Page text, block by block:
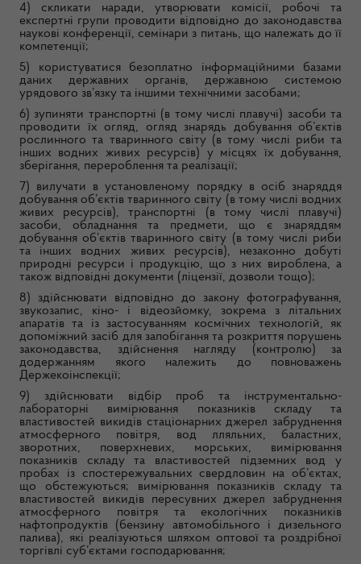
4) скликати наради, утворювати комісії, робочі та
експертні групи проводити відповідно до законодавства
наукові конференції, семінари з питань, що належать до її
компетенції;
5) користуватися безоплатно інформаційними базами
даних державних органів, державною системою
урядового зв’язку та іншими технічними засобами;
6) зупиняти транспортні (в тому числі плавучі) засоби та
проводити їх огляд, огляд знарядь добування об’єктів
рослинного та тваринного світу (в тому числі риби та
інших водних живих ресурсів) у місцях їх добування,
зберігання, перероблення та реалізації;
7) вилучати в установленому порядку в осіб знаряддя
добування об’єктів тваринного світу (в тому числі водних
живих ресурсів), транспортні (в тому числі плавучі)
засоби, обладнання та предмети, що є знаряддям
добування об’єктів тваринного світу (в тому числі риби
та інших водних живих ресурсів), незаконно добуті
природні ресурси і продукцію, що з них вироблена, а
також відповідні документи (ліцензії, дозволи тощо);
8) здійснювати відповідно до закону фотографування,
звукозапис, кіно- і відеозйомку, зокрема з літальних
апаратів та із застосуванням космічних технологій, як
допоміжний засіб для запобігання та розкриття порушень
законодавства, здійснення нагляду (контролю) за
додержанням якого належить до повноважень
Держекоінспекції;
9) здійснювати відбір проб та інструментально-
лабораторні вимірювання показників складу та
властивостей викидів стаціонарних джерел забруднення
атмосферного повітря, вод лляльних, баластних,
зворотних, поверхневих, морських, вимірювання
показників складу та властивостей підземних вод у
пробах із спостережувальних свердловин на об’єктах,
що обстежуються; вимірювання показників складу та
властивостей викидів пересувних джерел забруднення
атмосферного повітря та екологічних показників
нафтопродуктів (бензину автомобільного і дизельного
палива), які реалізуються шляхом оптової та роздрібної
торгівлі суб’єктами господарювання;